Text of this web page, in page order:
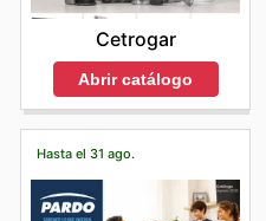
Cetrogar
Abrir catálogo
Hasta el 31 ago.